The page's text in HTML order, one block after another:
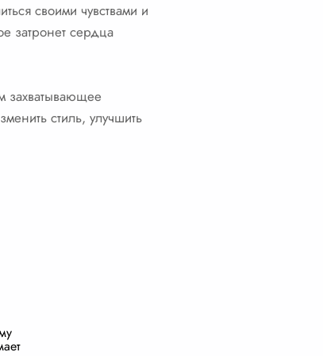
своими чувствами и
затронет сердца
захватывающее
стиль, улучшить